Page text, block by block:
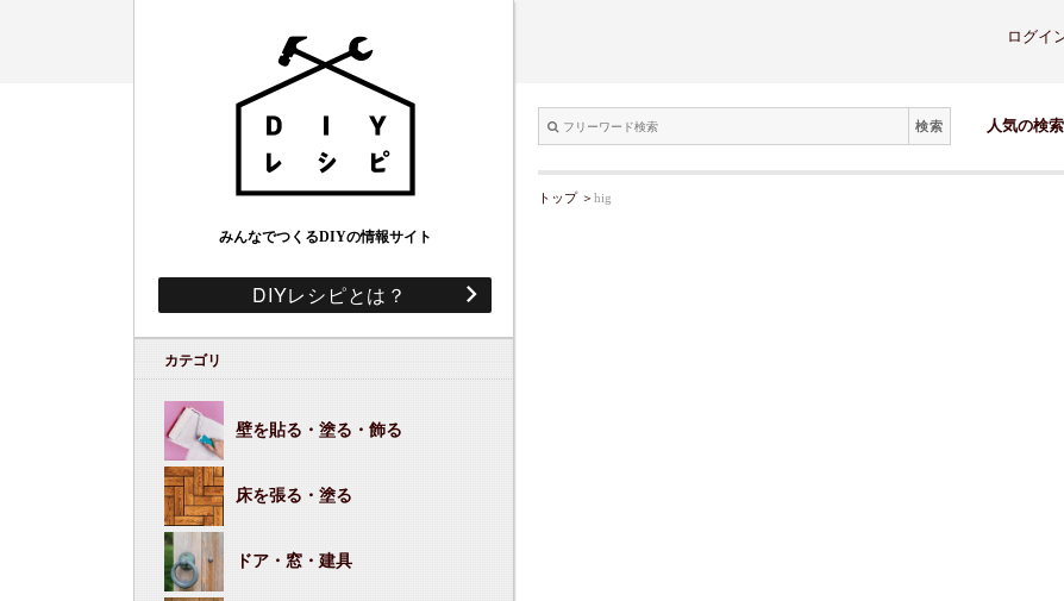
みんなでつくるDIYの情報サイト
DIYレシピとは？
カテゴリ
壁を貼る・塗る・飾る
床を張る・塗る
ドア・窓・建具
ログイ
検索 人気の検
トップ＞ hig